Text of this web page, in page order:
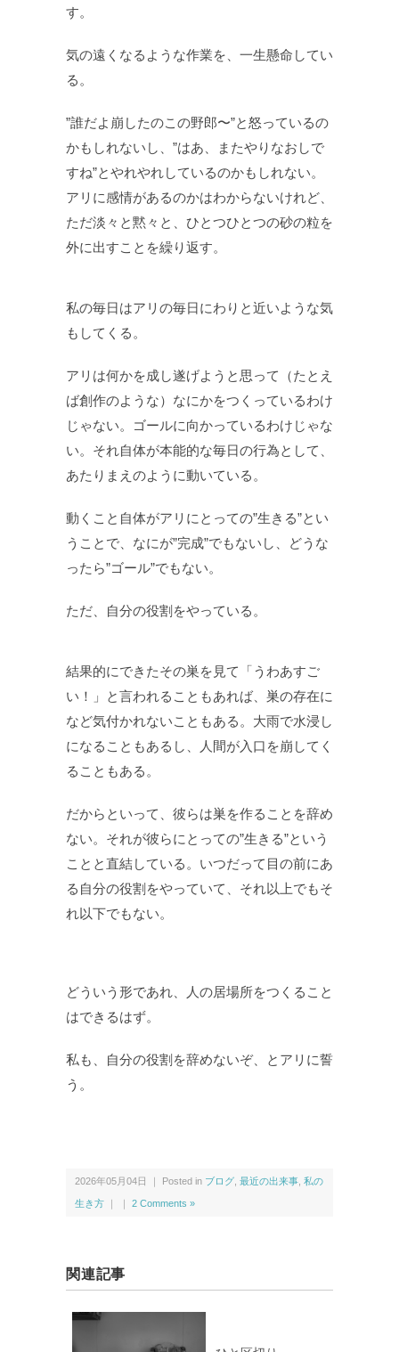
す。
気の遠くなるような作業を、一生懸命してい
る。
”誰だよ崩したのこの野郎〜”と怒っているの
かもしれないし、”はあ、またやりなおしで
すね”とやれやれしているのかもしれない。
アリに感情があるのかはわからないけれど、
ただ淡々と黙々と、ひとつひとつの砂の粒を
外に出すことを繰り返す。
私の毎日はアリの毎日にわりと近いような気
もしてくる。
アリは何かを成し遂げようと思って（たとえ
ば創作のような）なにかをつくっているわけ
じゃない。ゴールに向かっているわけじゃな
い。それ自体が本能的な毎日の行為として、
あたりまえのように動いている。
動くこと自体がアリにとっての”生きる”とい
うことで、なにが”完成”でもないし、どうな
ったら”ゴール”でもない。
ただ、自分の役割をやっている。
結果的にできたその巣を見て「うわあすご
い！」と言われることもあれば、巣の存在に
など気付かれないこともある。大雨で水浸し
になることもあるし、人間が入口を崩してく
ることもある。
だからといって、彼らは巣を作ることを辞め
ない。それが彼らにとっての”生きる”という
ことと直結している。いつだって目の前にあ
る自分の役割をやっていて、それ以上でもそ
れ以下でもない。
どういう形であれ、人の居場所をつくること
はできるはず。
私も、自分の役割を辞めないぞ、とアリに誓
う。
2026年05月04日 ｜ Posted in ブログ 最近の出来事 私の
生き方 ｜ ｜ 2 Comments »
関連記事